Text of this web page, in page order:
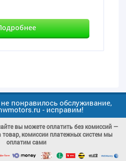
понравилось обслуживание,
- исправим!
вы можете оплатить без комиссий —
товар, комиссии платежных систем мы
оплатим сами